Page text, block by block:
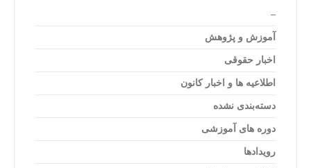
–
آموزش و پژوهش
اخبار حقوقی
اطلاعیه ها و اخبار کانون
دسته‌بندی نشده
دوره های آموزشی
رویدادها